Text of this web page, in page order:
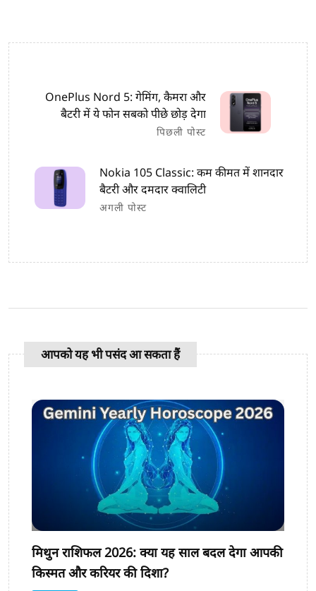
OnePlus Nord 5: गेमिंग, कैमरा और
बैटरी में ये फोन सबको पीछे छोड़ देगा
पिछली पोस्ट
Nokia 105 Classic: कम कीमत में शानदार
बैटरी और दमदार क्वालिटी
अगली पोस्ट
आपको यह भी पसंद आ सकता हैं
मिथुन राशिफल 2026: क्या यह साल बदल देगा आपकी
किस्मत और करियर की दिशा?